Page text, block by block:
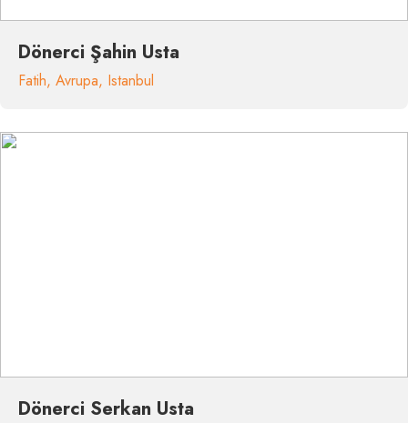
Dönerci Şahin Usta
Fatih, Avrupa, Istanbul
Dönerci Serkan Usta